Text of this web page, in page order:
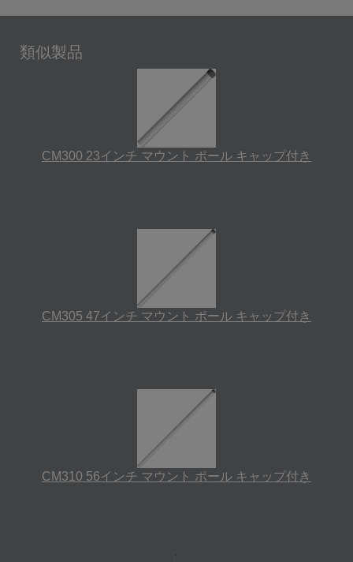
類似製品
CM300 23インチ マウント ポール キャップ付き
CM305 47インチ マウント ポール キャップ付き
CM310 56インチ マウント ポール キャップ付き